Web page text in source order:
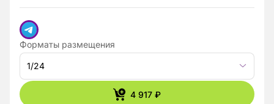
Форматы размещения
1/24
4 917 ₽